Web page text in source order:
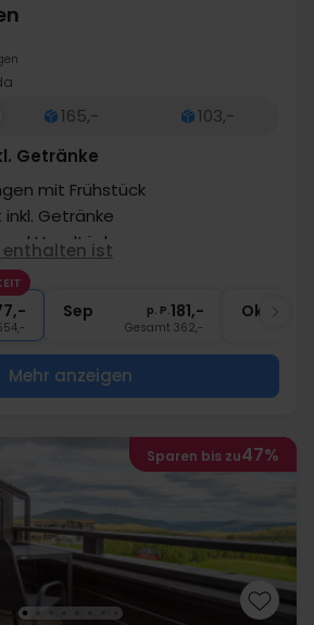
165,-
103,-
Getränke
mit Frühstück
Getränke
Handtücher
Service
enthalten ist
Sep p. P.181,-
Gesamt 362,-
Okt
Mehr anzeigen
Sparen bis zu47%